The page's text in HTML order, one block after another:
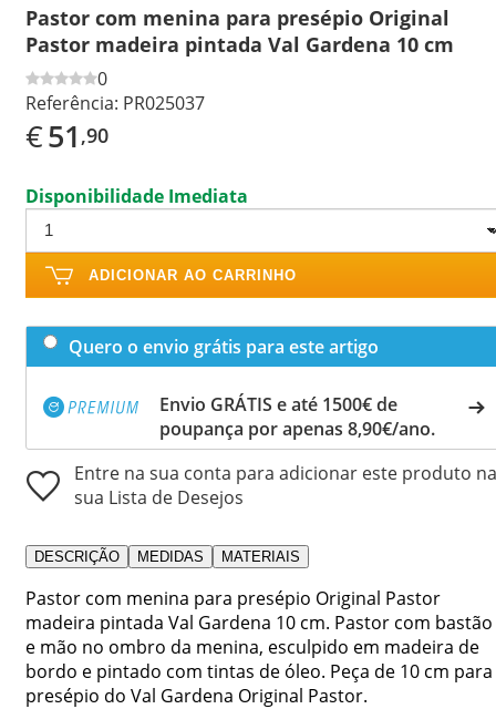
Pastor com menina para presépio Original
Pastor madeira pintada Val Gardena 10 cm
0
Referência: PR025037
€51 ,90
Disponibilidade Imediata
ADICIONAR AO CARRINHO
Quero o envio grátis para este artigo
Envio GRÁTIS e até 1500€ de
poupança por apenas 8,90€/ano.
Entre na sua conta para adicionar este produto na
sua Lista de Desejos
DESCRIÇÃO MEDIDAS MATERIAIS
Pastor com menina para presépio Original Pastor
madeira pintada Val Gardena 10 cm. Pastor com bastão
e mão no ombro da menina, esculpido em madeira de
bordo e pintado com tintas de óleo. Peça de 10 cm para
presépio do Val Gardena Original Pastor.